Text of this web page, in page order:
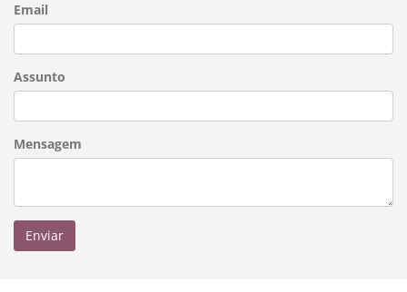
Email
Assunto
Mensagem
Enviar